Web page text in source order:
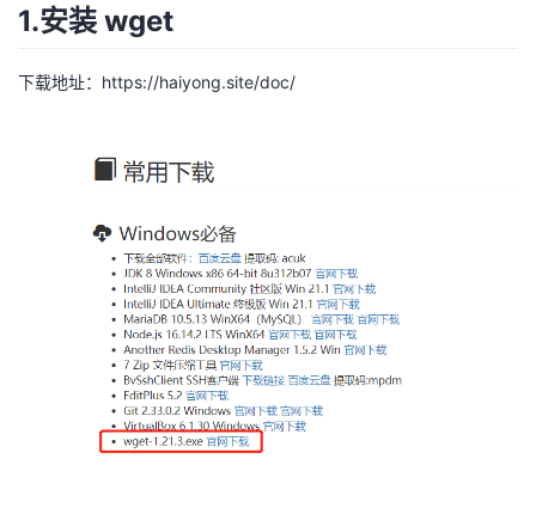
注
开的
我
的
1.安装 wget
下载地址： https://haiyong.site/doc/